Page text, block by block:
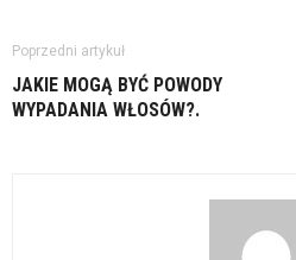
Poprzedni artykuł
JAKIE MOGĄ BYĆ POWODY
WYPADANIA WŁOSÓW?.